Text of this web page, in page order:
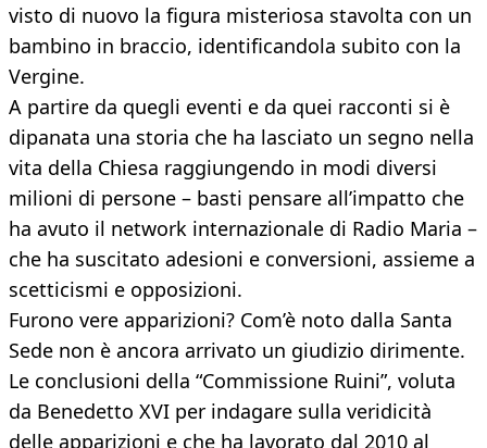
visto di nuovo la figura misteriosa stavolta con un
bambino in braccio, identificandola subito con la
Vergine.
A partire da quegli eventi e da quei racconti si è
dipanata una storia che ha lasciato un segno nella
vita della Chiesa raggiungendo in modi diversi
milioni di persone – basti pensare all’impatto che
ha avuto il network internazionale di Radio Maria –
che ha suscitato adesioni e conversioni, assieme a
scetticismi e opposizioni.
Furono vere apparizioni? Com’è noto dalla Santa
Sede non è ancora arrivato un giudizio dirimente.
Le conclusioni della “Commissione Ruini”, voluta
da Benedetto XVI per indagare sulla veridicità
delle apparizioni e che ha lavorato dal 2010 al